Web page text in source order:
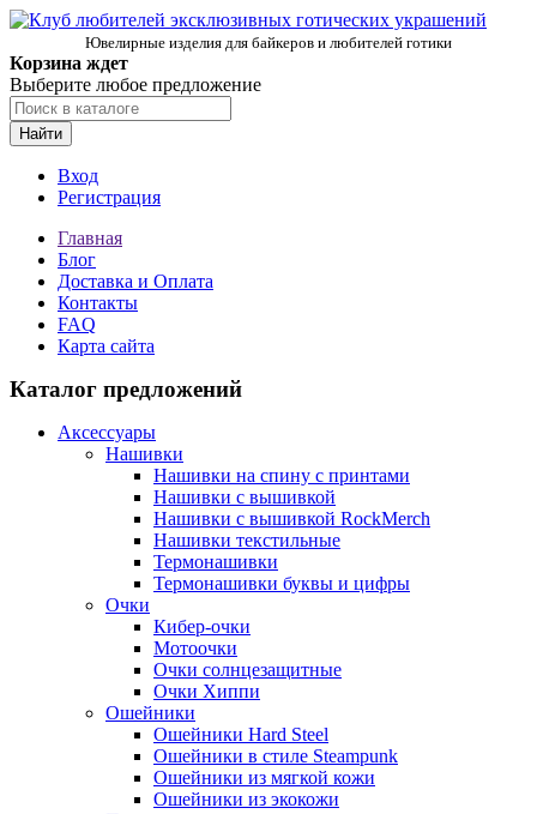
Ювелирные изделия для байкеров и любителей готики
Корзина ждет
Выберите любое предложение
Найти
Вход
Регистрация
Главная
Блог
Доставка и Оплата
Контакты
FAQ
Карта сайта
Каталог предложений
Аксессуары
Нашивки
Нашивки на спину с принтами
Нашивки с вышивкой
Нашивки с вышивкой RockMerch
Нашивки текстильные
Термонашивки
Термонашивки буквы и цифры
Очки
Кибер-очки
Мотоочки
Очки солнцезащитные
Очки Хиппи
Ошейники
Ошейники Hard Steel
Ошейники в стиле Steampunk
Ошейники из мягкой кожи
Ошейники из экокожи